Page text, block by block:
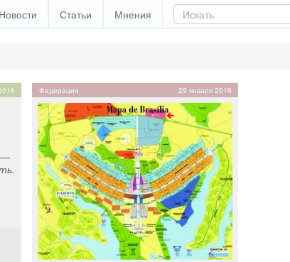
Новости Статьи Мнения
—
Федерация 29 января 2016